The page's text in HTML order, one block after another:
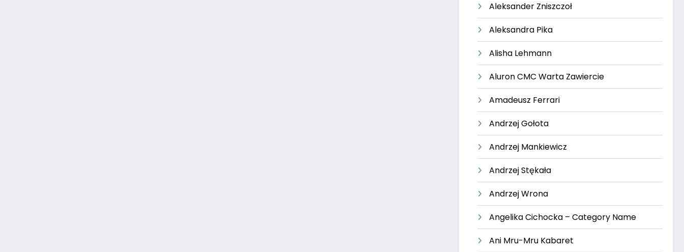
Aleksander Zniszczoł
Aleksandra Pika
Alisha Lehmann
Aluron CMC Warta Zawiercie
Amadeusz Ferrari
Andrzej Gołota
Andrzej Mankiewicz
Andrzej Stękała
Andrzej Wrona
Angelika Cichocka – Category Name
Ani Mru-Mru Kabaret